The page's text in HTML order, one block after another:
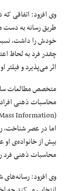
وی افزود: اتفاقی
طریق رسانه به
خودش را داشت،
چقدر فرد به لحاظ
اثر می‌پذیرد و
متخصص مطالعات
محاسبات ذهنی افراد
اما در عصر شناخت،
بیش از خانواده‌ی او
محاسبات ذهنی فرد
وی افزود: